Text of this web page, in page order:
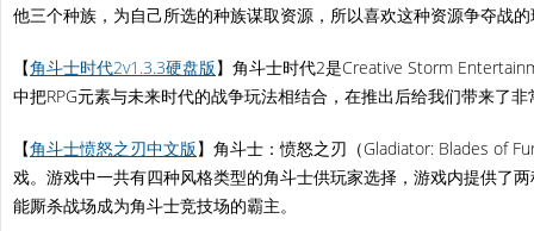
他三个种族，为自己所选的种族谋取资源，所以喜欢这种资源争夺战
【角斗士时代2v1.3.3硬盘版】角斗士时代2是Creative Storm
中把RPG元素与未来时代的战争玩法相结合，在推出后给我们带来了
【角斗士愤怒之刃中文版】角斗士：愤怒之刃（Gladiator: Blades of
戏。游戏中一共有四种风格类型的角斗士供玩家选择，游戏内提供了
能厮杀战场成为角斗士竞技场的霸主。